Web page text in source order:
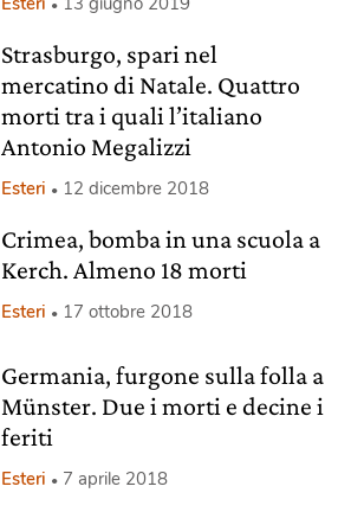
Strasburgo, spari nel
mercatino di Natale. Quattro
morti tra i quali l’italiano
Antonio Megalizzi
Esteri 12 dicembre 2018
Crimea, bomba in una scuola a
Kerch. Almeno 18 morti
Esteri 17 ottobre 2018
Germania, furgone sulla folla a
Münster. Due i morti e decine i
feriti
Esteri 7 aprile 2018